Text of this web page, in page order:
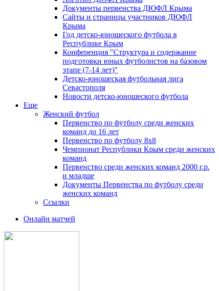
Документы первенства ДЮФЛ Крыма
Сайты и страницы участников ДЮФЛ
Крыма
Год детско-юношеского футбола в
Республике Крым
Конференция "Структура и содержание
подготовки юных футболистов на базовом
этапе (7-14 лет)"
Детско-юношеская футбольная лига
Севастополя
Новости детско-юношеского футбола
Еще
Женский футбол
Первенство по футболу среди женских
команд до 16 лет
Первенство по футболу 8х8
Чемпионат Республики Крым среди женских
команд
Первенство среди женских команд 2000 г.р.
и младше
Документы Первенства по футболу среди
женских команд
Ссылки
Онлайн матчей